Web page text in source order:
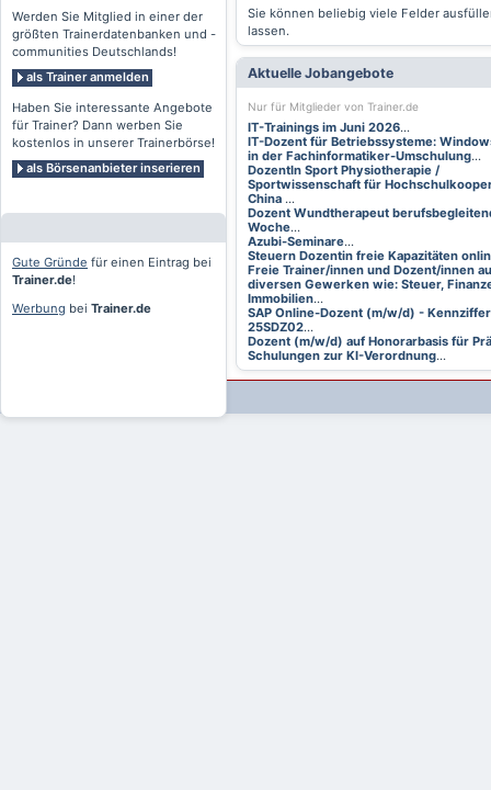
Werden Sie Mitglied in einer der
größten Trainerdatenbanken und -
communities Deutschlands!
als Trainer anmelden
Haben Sie interessante Angebote
für Trainer? Dann werben Sie
kostenlos in unserer Trainerbörse!
als Börsenanbieter inserieren
Gute Gründe für einen Eintrag bei
Trainer.de!
Werbung bei Trainer.de
Sie können beliebig viele Felder
lassen.
Aktuelle Jobangebote
Nur für Mitglieder von Trainer.de
IT-Trainings im Juni 2026...
IT-Dozent für Betriebssysteme:
in der Fachinformatiker-Umschulung...
DozentIn Sport Physiotherapie /
Sportwissenschaft für
China ...
Dozent Wundtherapeut
Woche...
Azubi-Seminare...
Steuern Dozentin freie Kapazitäten
Freie Trainer/innen und Dozent/innen
diversen Gewerken wie: Steuer,
Immobilien...
SAP Online-Dozent (m/w/d) -
25SDZ02...
Dozent (m/w/d) auf Honorarbasis für
Schulungen zur KI-Verordnung...